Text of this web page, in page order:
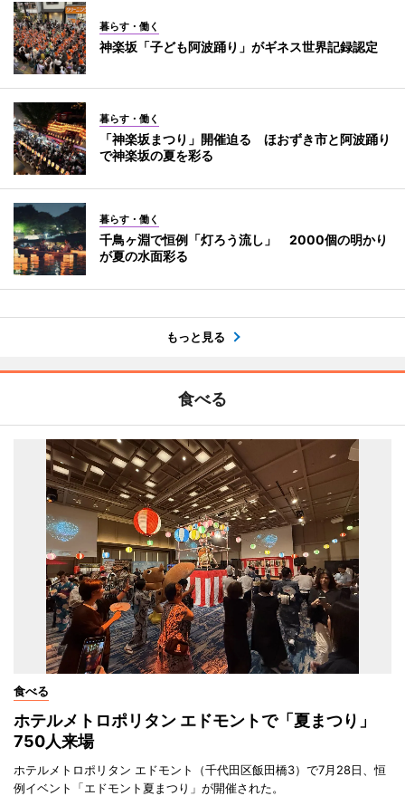
暮らす・働く
神楽坂「子ども阿波踊り」がギネス世界記録認定
暮らす・働く
「神楽坂まつり」開催迫る ほおずき市と阿波踊り
で神楽坂の夏を彩る
暮らす・働く
千鳥ヶ淵で恒例「灯ろう流し」 2000個の明かり
が夏の水面彩る
もっと見る
食べる
食べる
ホテルメトロポリタン エドモントで「夏まつり」
750人来場
ホテルメトロポリタン エドモント（千代田区飯田橋3）で7月28日、恒
例イベント「エドモント夏まつり」が開催された。